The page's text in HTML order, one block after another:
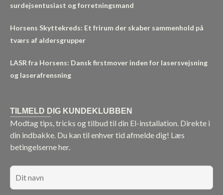
surdejsentusiast og forretningsmand
Horsens Skyttekreds: Et frirum der skaber sammenhold på
tværs af aldersgrupper
LASR fra Horsens: Dansk firstmover inden for lasersvejsning
og laserafrensning
TILMELD DIG KUNDEKLUBBEN
Modtag tips, tricks og tilbud til din El-installation. Direkte i
din indbakke. Du kan til enhver tid afmelde dig! Læs
betingelserne her.